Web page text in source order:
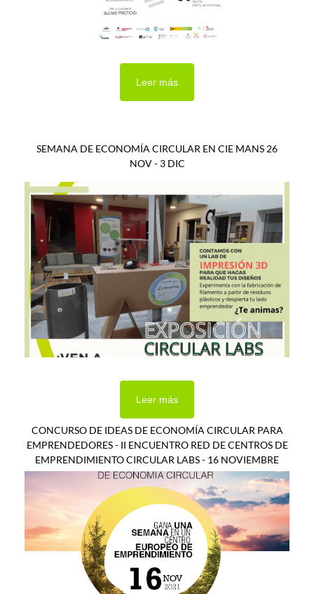
Leer más
SEMANA DE ECONOMÍA CIRCULAR EN CIE MANS 26
NOV - 3 DIC
Leer más
CONCURSO DE IDEAS DE ECONOMÍA CIRCULAR PARA
EMPRENDEDORES - II ENCUENTRO RED DE CENTROS DE
EMPRENDIMIENTO CIRCULAR LABS - 16 NOVIEMBRE